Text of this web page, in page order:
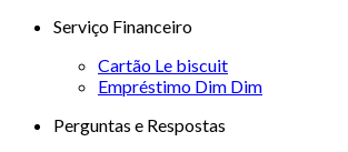
Serviço Financeiro
Cartão Le biscuit
Empréstimo Dim Dim
Perguntas e Respostas